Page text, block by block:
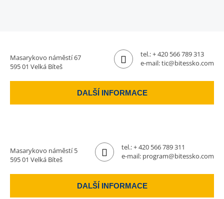
Masarykovo náměstí 67
595 01 Velká Bíteš
tel.:+ 420 566 789 313
e-mail:tic@bitessko.com
DALŠÍ INFORMACE
Masarykovo náměstí 5
595 01 Velká Bíteš
tel.:+ 420 566 789 311
e-mail: program@bitessko.com
DALŠÍ INFORMACE